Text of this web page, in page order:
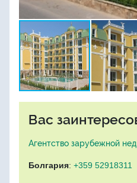
Вас
Агентство зарубежной
Болгария: +359 52918311